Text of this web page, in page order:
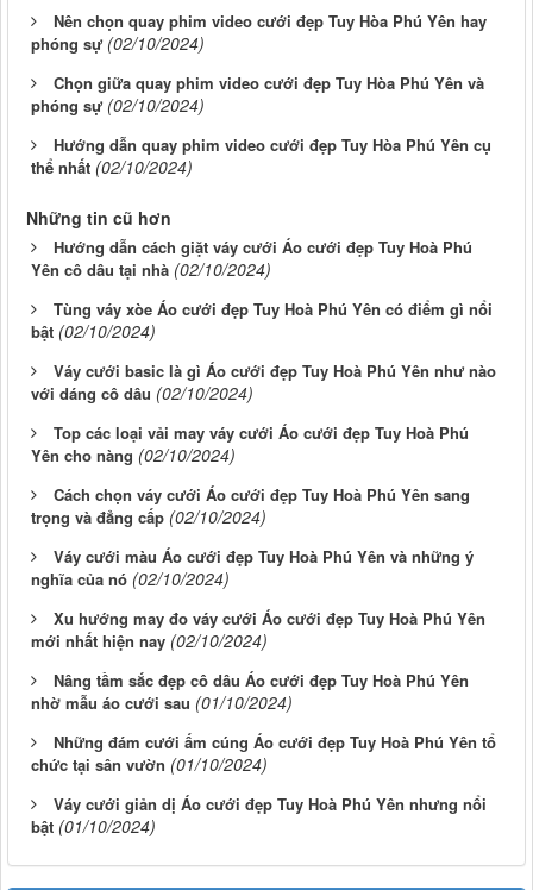
Nên chọn quay phim video cưới đẹp Tuy Hòa Phú Yên hay
phóng sự (02/10/2024)
Chọn giữa quay phim video cưới đẹp Tuy Hòa Phú Yên và
phóng sự (02/10/2024)
Hướng dẫn quay phim video cưới đẹp Tuy Hòa Phú Yên cụ
thể nhất (02/10/2024)
Những tin cũ hơn
Hướng dẫn cách giặt váy cưới Áo cưới đẹp Tuy Hoà Phú
Yên cô dâu tại nhà (02/10/2024)
Tùng váy xòe Áo cưới đẹp Tuy Hoà Phú Yên có điểm gì nổi
bật (02/10/2024)
Váy cưới basic là gì Áo cưới đẹp Tuy Hoà Phú Yên như nào
với dáng cô dâu (02/10/2024)
Top các loại vải may váy cưới Áo cưới đẹp Tuy Hoà Phú
Yên cho nàng (02/10/2024)
Cách chọn váy cưới Áo cưới đẹp Tuy Hoà Phú Yên sang
trọng và đẳng cấp (02/10/2024)
Váy cưới màu Áo cưới đẹp Tuy Hoà Phú Yên và những ý
nghĩa của nó (02/10/2024)
Xu hướng may đo váy cưới Áo cưới đẹp Tuy Hoà Phú Yên
mới nhất hiện nay (02/10/2024)
Nâng tầm sắc đẹp cô dâu Áo cưới đẹp Tuy Hoà Phú Yên
nhờ mẫu áo cưới sau (01/10/2024)
Những đám cưới ấm cúng Áo cưới đẹp Tuy Hoà Phú Yên tổ
chức tại sân vườn (01/10/2024)
Váy cưới giản dị Áo cưới đẹp Tuy Hoà Phú Yên nhưng nổi
bật (01/10/2024)